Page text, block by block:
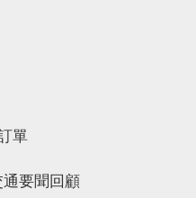
單
通要聞回顧